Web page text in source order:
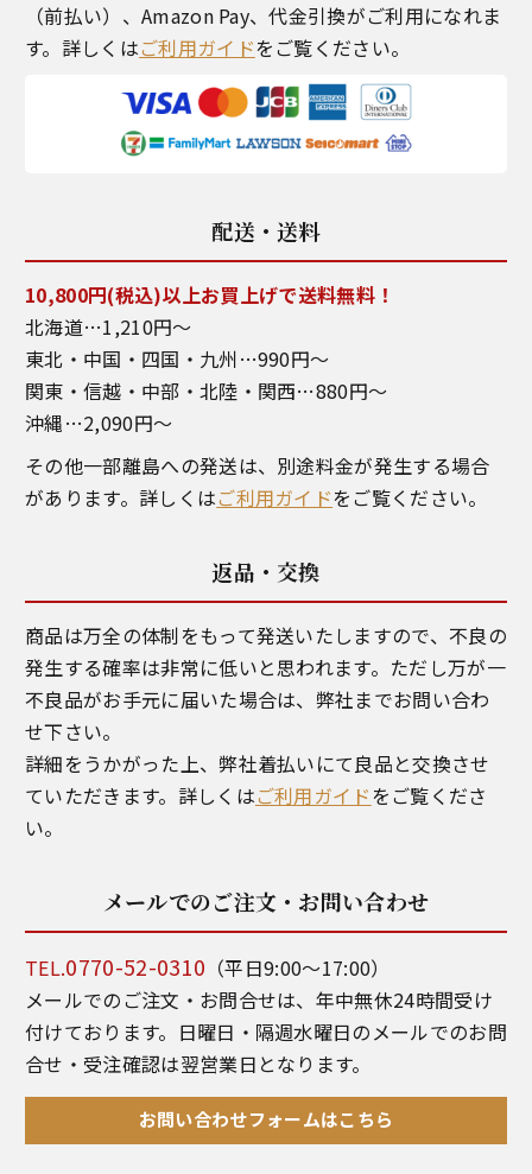
（前払い）、Amazon Pay、代金引換がご利用になれま
す。詳しくはご利用ガイドをご覧ください。
配送・送料
10,800円(税込)以上お買上げで送料無料！
北海道…1,210円～
東北・中国・四国・九州…990円～
関東・信越・中部・北陸・関西…880円～
沖縄…2,090円～
その他一部離島への発送は、別途料金が発生する場合
があります。詳しくはご利用ガイドをご覧ください。
返品・交換
商品は万全の体制をもって発送いたしますので、不良の
発生する確率は非常に低いと思われます。ただし万が一
不良品がお手元に届いた場合は、弊社までお問い合わ
せ下さい。
詳細をうかがった上、弊社着払いにて良品と交換させ
ていただきます。詳しくはご利用ガイドをご覧くださ
い。
メールでのご注文・お問い合わせ
TEL.0770-52-0310 （平日9:00～17:00）
メールでのご注文・お問合せは、年中無休24時間受け
付けております。日曜日・隔週水曜日のメールでのお問
合せ・受注確認は翌営業日となります。
お問い合わせフォームはこちら